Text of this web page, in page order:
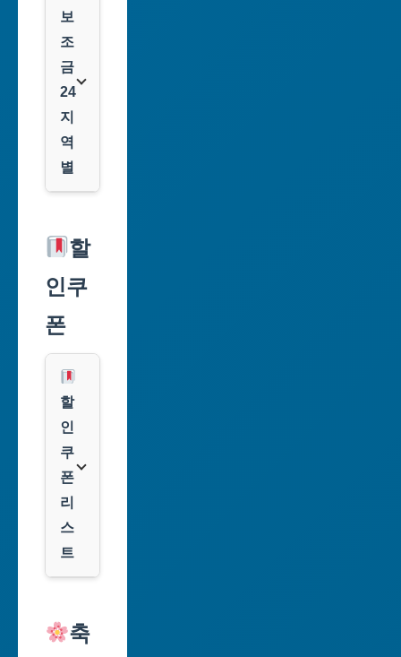
보
조
금
24
지
역
별
울
특
별
부
산
광
역
시
대
인
할
인쿠
폰
할
인
쿠
폰
리
스
트
리
익
축